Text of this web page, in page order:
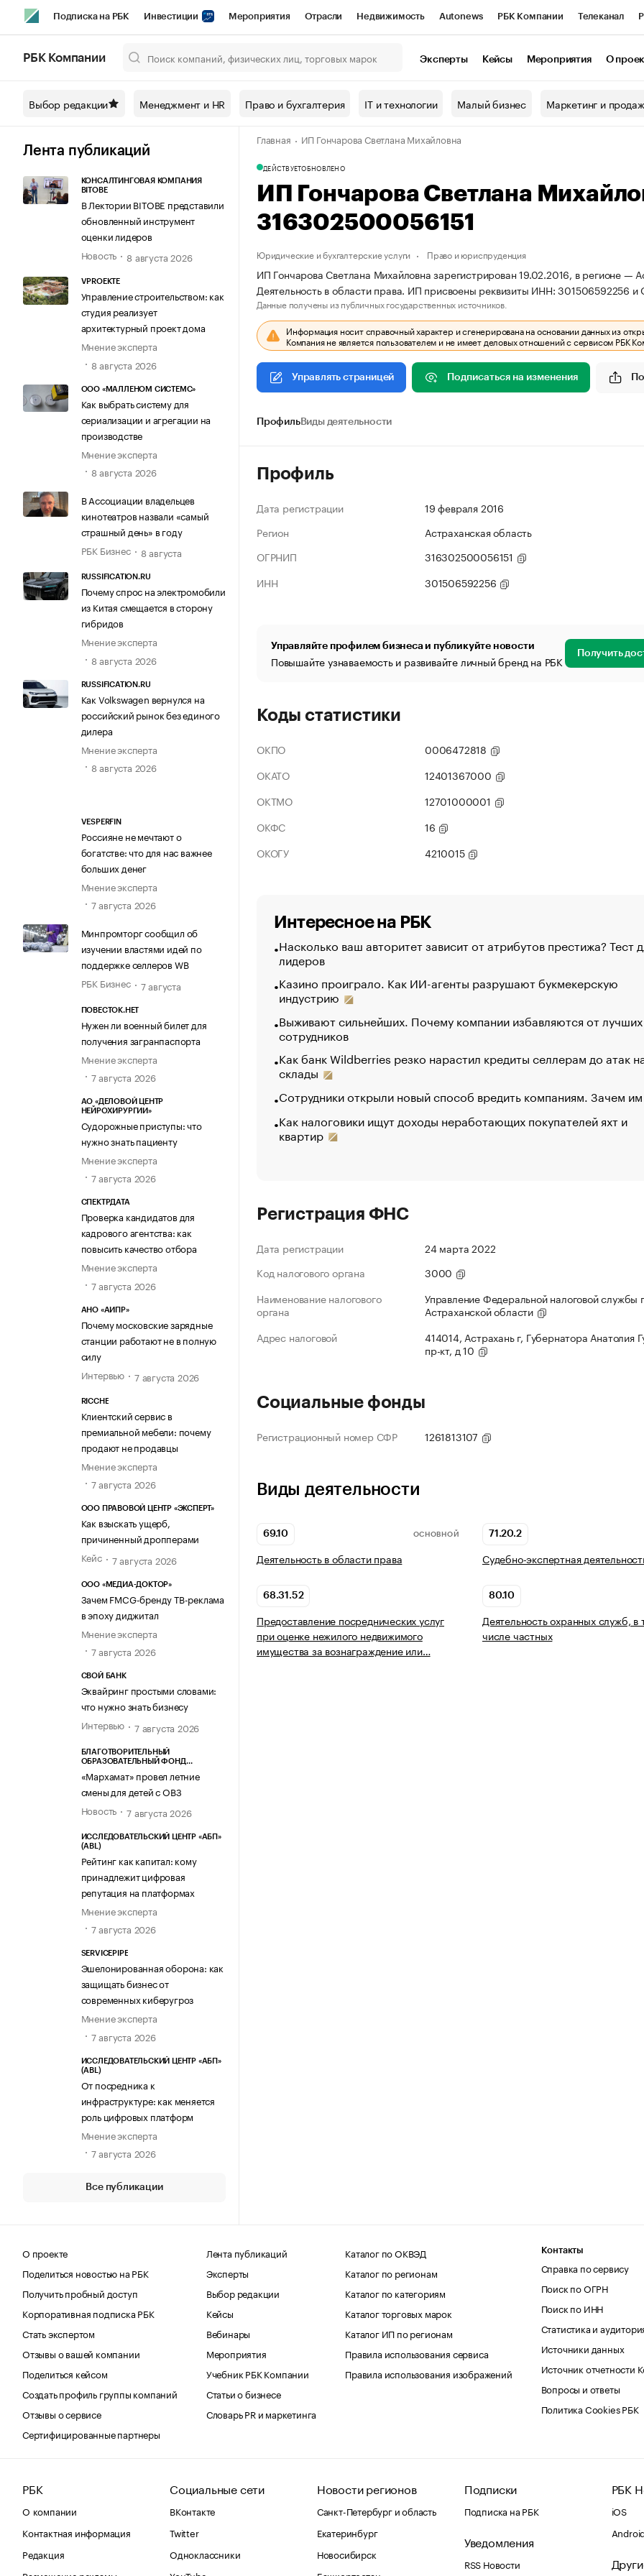
Подписка на РБК Инвестиции Мероприятия Отрасли Недвижимость Autonews РБК Компании Телеканал
Спецпроекты СПб Конференции СПб Спецпроекты Проверка контрагентов
Технологии и медиа Рынок наличной валюты
РБК Компании Эксперты Кейсы Мероприятия О
Выбор редакции Менеджмент и HR Право и бухгалтерия IT и технологии Малый бизнес Маркетинг и
Лента публикаций
КОНСАЛТИНГОВАЯ КОМПАНИЯ
BITOBE
В Лектории BITOBE представили
обновленный инструмент
оценки лидеров
Новость
8 августа 2026
VPROEKTE
Управление строительством: как
студия реализует
архитектурный проект дома
Мнение эксперта
8 августа 2026
ООО «МАЛЛЕНОМ СИСТЕМС»
Как выбрать систему для
сериализации и агрегации на
производстве
Мнение эксперта
8 августа 2026
В Ассоциации владельцев
кинотеатров назвали «самый
страшный день» в году
РБК Бизнес
8 августа
RUSSIFICATION.RU
Почему спрос на электромобили
из Китая смещается в сторону
гибридов
Мнение эксперта
8 августа 2026
RUSSIFICATION.RU
Как Volkswagen вернулся на
российский рынок без единого
дилера
Мнение эксперта
8 августа 2026
VESPERFIN
Россияне не мечтают о
богатстве: что для нас важнее
больших денег
Мнение эксперта
7 августа 2026
Минпромторг сообщил об
изучении властями идей по
поддержке селлеров WB
РБК Бизнес
7 августа
ПОВЕСТОК.НЕТ
Нужен ли военный билет для
получения загранпаспорта
Мнение эксперта
7 августа 2026
АО «ДЕЛОВОЙ ЦЕНТР
НЕЙРОХИРУРГИИ»
Судорожные приступы: что
нужно знать пациенту
Мнение эксперта
7 августа 2026
СПЕКТРДАТА
Проверка кандидатов для
кадрового агентства: как
повысить качество отбора
Мнение эксперта
7 августа 2026
АНО «АИПР»
Почему московские зарядные
станции работают не в полную
силу
Интервью
7 августа 2026
RICCHE
Клиентский сервис в
премиальной мебели: почему
продают не продавцы
Мнение эксперта
7 августа 2026
ООО ПРАВОВОЙ ЦЕНТР «ЭКСПЕРТ»
Как взыскать ущерб,
причиненный дропперами
Кейс
7 августа 2026
ООО «МЕДИА-ДОКТОР»
Зачем FMCG-бренду ТВ-реклама
в эпоху диджитал
Мнение эксперта
7 августа 2026
СВОЙ БАНК
Эквайринг простыми словами:
что нужно знать бизнесу
Интервью
7 августа 2026
БЛАГОТВОРИТЕЛЬНЫЙ
ОБРАЗОВАТЕЛЬНЫЙ ФОНД
«Мархамат» провел летние
смены для детей с ОВЗ
Новость
7 августа 2026
ИССЛЕДОВАТЕЛЬСКИЙ ЦЕНТР «АБП»
(ABL)
Рейтинг как капитал: кому
принадлежит цифровая
репутация на платформах
Мнение эксперта
7 августа 2026
SERVICEPIPE
Эшелонированная оборона: как
защищать бизнес от
современных киберугроз
Мнение эксперта
7 августа 2026
ИССЛЕДОВАТЕЛЬСКИЙ ЦЕНТР «АБП»
(ABL)
От посредника к
инфраструктуре: как меняется
роль цифровых платформ
Мнение эксперта
7 августа 2026
Все публикации
Главная ИП Гончарова Светлана Михайловна
ДЕЙСТВУЕТОБНОВЛЕНО
ИП Гончарова Светлана
316302500056151
Юридические и бухгалтерские услуги Право и юриспруденция
ИП Гончарова Светлана Михайловна зарегистрирован 19.02.2016, в регионе —
Деятельность в области права. ИП присвоены реквизиты ИНН: 301506592256
Данные получены из публичных государственных источников.
Информация носит справочный характер и сгенерирована на основании данных из
Компания не является пользователем и не имеет деловых отношений с сервисом РБК
Управлять страницей Подписаться на изменения
ПрофильВиды деятельности
Профиль
Дата регистрации
19 февраля 2016
Регион
Астраханская область
ОГРНИП
316302500056151
ИНН
301506592256
Управляйте профилем бизнеса и публикуйте новости
Повышайте узнаваемость и развивайте личный бренд на РБК Получить
Коды статистики
ОКПО
0006472818
ОКАТО
12401367000
ОКТМО
12701000001
ОКФС
16
ОКОГУ
4210015
Интересное на РБК
Насколько ваш авторитет зависит от атрибутов престижа? Тест
лидеров
Казино проиграло. Как ИИ-агенты разрушают букмекерскую
индустрию
Выживают сильнейших. Почему компании избавляются от лучших
сотрудников
Как банк Wildberries резко нарастил кредиты селлерам до атак
склады
Сотрудники открыли новый способ вредить компаниям. Зачем
Как налоговики ищут доходы неработающих покупателей яхт и
квартир
Регистрация ФНС
Дата регистрации
24 марта 2022
Код налогового органа
3000
Наименование налогового
органа
Управление Федеральной налоговой службы
Астраханской области
Адрес налоговой
414014, Астрахань г, Губернатора Анатолия
пр-кт, д 10
Социальные фонды
Регистрационный номер СФР 1261813107
Виды деятельности
69.10 ОСНОВНОЙ
Деятельность в области права
71.20.2
Судебно-экспертная
68.31.52
Предоставление посреднических услуг
при оценке нежилого недвижимого
имущества за вознаграждение или…
80.10
Деятельность охранных служб, в
числе частных
О проекте
Поделиться новостью на РБК
Получить пробный доступ
Корпоративная подписка РБК
Стать экспертом
Отзывы о вашей компании
Поделиться кейсом
Создать профиль группы компаний
Отзывы о сервисе
Сертифицированные партнеры
Лента публикаций
Эксперты
Выбор редакции
Кейсы
Вебинары
Мероприятия
Учебник РБК Компании
Статьи о бизнесе
Словарь PR и маркетинга
Каталог по ОКВЭД
Каталог по регионам
Каталог по категориям
Каталог торговых марок
Каталог ИП по регионам
Правила использования сервиса
Правила использования изображений
Контакты
Справка по сервису
Поиск по ОГРН
Поиск по ИНН
Статистика и
Источники данных
Источник отчетности
Вопросы и ответы
Политика Cookies РБК
РБК
О компании
Контактная информация
Редакция
Социальные сети
ВКонтакте
Twitter
Одноклассники
Новости регионов
Санкт-Петербург и область
Екатеринбург
Новосибирск
Подписки
Подписка на РБК
Уведомления
RSS Новости
РБК
iOS